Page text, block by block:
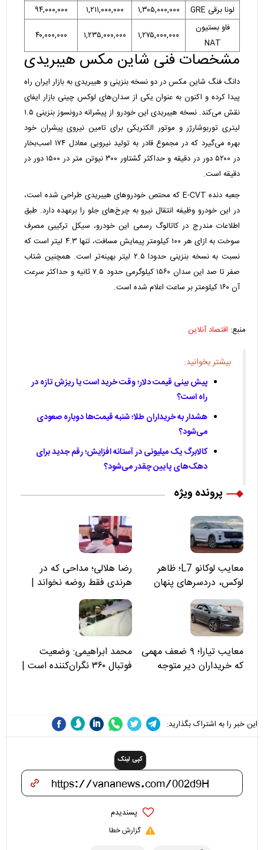
لونا برقی GRE
۱,۳۰۵,۰۰۰,۰۰۰ ۱,۲۱۱,۰۰۰,۰۰۰ ۹۴,۰۰۰,۰۰۰
فاو بستیون
NAT
۱,۲۷۵,۰۰۰,۰۰۰ ۱,۲۳۵,۰۰۰,۰۰۰ ۴۰,۰۰۰,۰۰۰
مشخصات فنی شاین مکس هیبریدی
دانگ فنگ شاین مکس در دو نسخه بنزینی و هیبریدی به بازار ایران راه
پیدا کرده و اکنون به عنوان یکی از سدان‌های لوکس چینی بازار ایفای
نقش می‌کند. نسخه هیبریدی این خودرو از پیشرانه درونسوز بنزینی ۱.۵
لیتری توربوشارژر و موتور الکتریکی برای تامین نیروی پیشران خود
بهره می‌گیرد که در مجموع قادر به تولید نیرویی معادل ۱۷۴ اسب‌بخار
در ۵۲۰۰ دور در دقیقه و حداکثر گشتاور ۳۰۰ نیوتن متر در ۱۵۰۰ دور در
دقیقه است.
جعبه دنده E-CVT که محتص خودروهای هیبریدی طراحی شده است،
در این خودرو وظیفه انتقال نیرو به چرخ‌های جلو را برعهده دارد. طبق
اطلاعات مندرج در کاتالوگ رسمی این خودرو، سیکل ترکیبی مصرف
سوخت به ازای هر ۱۰۰ کیلومتر پیمایش مسافت، تنها ۴.۳ لیتر است که
نسبت به نسخه بنزینی حدودا ۲.۵ لیتر بهینه‌تر است. همچنین شتاب
صفر تا صد این سدان ۱۵۶۰ کیلوگرمی حدود ۷.۵ ثانیه و حداکثر سرعت
آن ۱۶۰ کیلومتر بر ساعت اعلام شده است.
منبع: اقتصاد آنلاین
بیشتر بخوانید:
پیش‌ بینی قیمت دلار؛ وقت خرید است یا ریزش تازه در
راه است؟
هشدار به خریداران طلا؛ شنبه قیمت‌ها دوباره صعودی
می‌شود؟
کالابرگ یک میلیونی در آستانه افزایش؛ رقم جدید برای
دهک‌های پایین چقدر می‌شود؟
پرونده ویژه
معایب لوکانو L7؛ ظاهر
لوکس، دردسرهای پنهان
رضا هلالی؛ مداحی که در
هرندی فقط روضه نخواند |
مسئولان «تکیه‌گاه آقا مرتضی
علی(ع)» را جدی‌تر ببینند
معایب تیارا؛ ۹ ضعف مهمی
که خریداران دیر متوجه
محمد ابراهیمی: وضعیت
فوتبال ۳۶۰ نگران‌کننده است |
این خبر را به اشتراک بگذارید:
کپی لینک
پسندیدم
گزارش خطا